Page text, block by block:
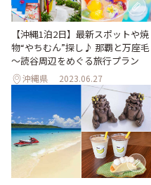
【沖縄1泊2日】最新スポットや焼
物“やちむん”探し♪ 那覇と万座毛
～読谷周辺をめぐる旅行プラン
沖縄県 2023.06.27